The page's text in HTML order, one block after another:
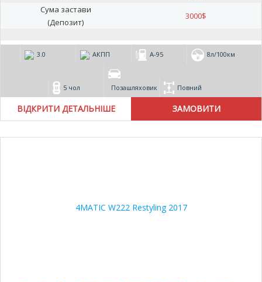
Сума застави
(Депозит)
3000$
3.0 АКПП А-95 8л/100км
5 чол Позашляховик Повний
ВІДКРИТИ ДЕТАЛЬНІШЕ